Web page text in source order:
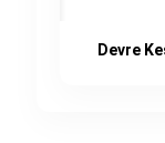
Devre